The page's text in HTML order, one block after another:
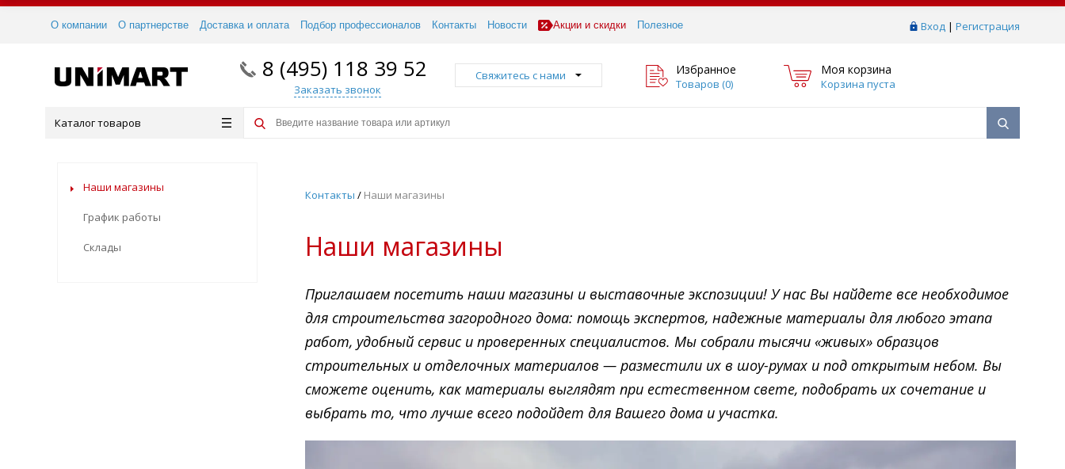
Вход | Регистрация
О компании О партнерстве Доставка и оплата Подбор профессионалов Контакты Новости Акции и скидки Полезное
8 (495) 118 39 52
Заказать звонок
Свяжитесь с нами Избранное
Товаров (0)
Моя корзина
Корзина пуста
Каталог товаров
Наши магазины
График работы
Склады
Контакты / Наши магазины
Наши магазины
Приглашаем посетить наши магазины и выставочные экспозиции! У нас Вы найдете все необходимое
для строительства загородного дома: помощь экспертов, надежные материалы для любого этапа
работ, удобный сервис и проверенных специалистов. Мы собрали тысячи «живых» образцов
строительных и отделочных материалов — разместили их в шоу-румах и под открытым небом. Вы
сможете оценить, как материалы выглядят при естественном свете, подобрать их сочетание и
выбрать то, что лучше всего подойдет для Вашего дома и участка.